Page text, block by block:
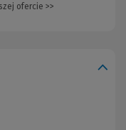
ofercie >>